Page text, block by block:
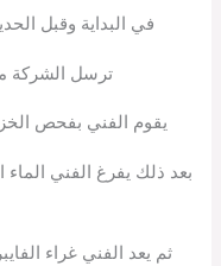
في البداية وقبل
ترسل الشركة
يقوم الفني بفحص
بعد ذلك يفرغ الفني
ثم يعد الفني غراء